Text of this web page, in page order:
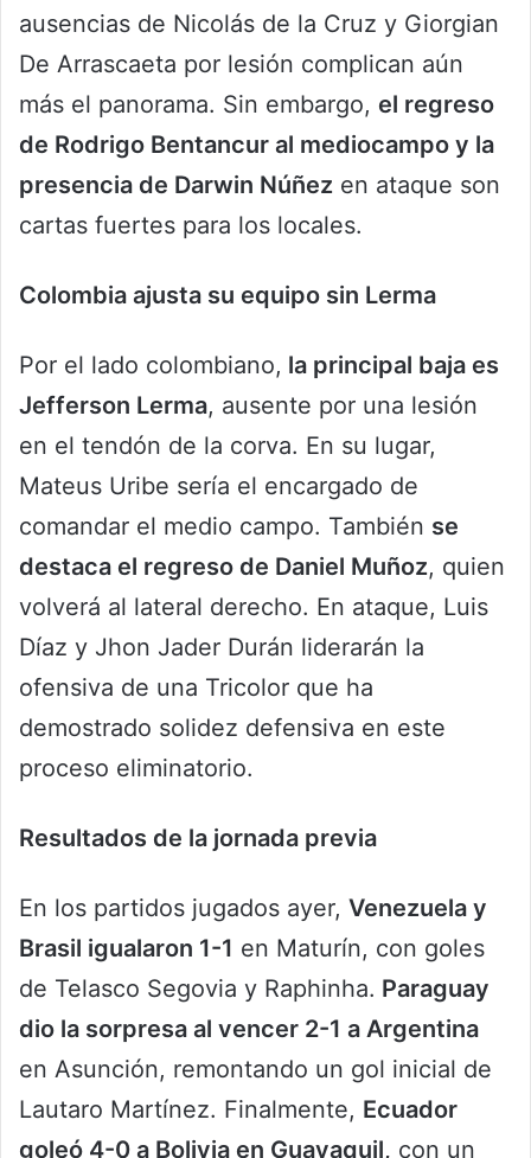
ausencias de Nicolás de la Cruz y Giorgian
De Arrascaeta por lesión complican aún
más el panorama. Sin embargo, el regreso
de Rodrigo Bentancur al mediocampo y la
presencia de Darwin Núñez en ataque son
cartas fuertes para los locales.
Colombia ajusta su equipo sin Lerma
Por el lado colombiano, la principal baja es
Jefferson Lerma, ausente por una lesión
en el tendón de la corva. En su lugar,
Mateus Uribe sería el encargado de
comandar el medio campo. También se
destaca el regreso de Daniel Muñoz, quien
volverá al lateral derecho. En ataque, Luis
Díaz y Jhon Jader Durán liderarán la
ofensiva de una Tricolor que ha
demostrado solidez defensiva en este
proceso eliminatorio.
Resultados de la jornada previa
En los partidos jugados ayer, Venezuela y
Brasil igualaron 1-1 en Maturín, con goles
de Telasco Segovia y Raphinha. Paraguay
dio la sorpresa al vencer 2-1 a Argentina
en Asunción, remontando un gol inicial de
Lautaro Martínez. Finalmente, Ecuador
goleó 4-0 a Bolivia en Guayaquil, con un